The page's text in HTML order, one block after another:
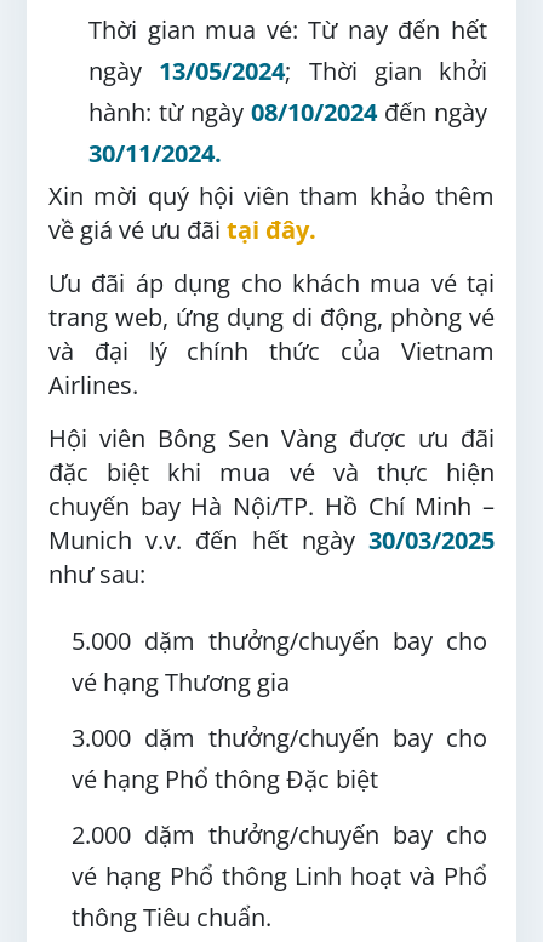
Thời gian mua vé: Từ nay đến hết
ngày 13/05/2024; Thời gian khởi
hành: từ ngày 08/10/2024đến ngày
30/11/2024.
Xin mời quý hội viên tham khảo thêm
về giá vé ưu đãi tại đây.
Ưu đãi áp dụng cho khách mua vé tại
trang web, ứng dụng di động, phòng vé
và đại lý chính thức của Vietnam
Airlines.
Hội viên Bông Sen Vàng được ưu đãi
đặc biệt khi mua vé và thực hiện
chuyến bay Hà Nội/TP. Hồ Chí Minh –
Munich v.v. đến hết ngày 30/03/2025
như sau:
5.000 dặm thưởng/chuyến bay cho
vé hạng Thương gia
3.000 dặm thưởng/chuyến bay cho
vé hạng Phổ thông Đặc biệt
2.000 dặm thưởng/chuyến bay cho
vé hạng Phổ thông Linh hoạt và Phổ
thông Tiêu chuẩn.